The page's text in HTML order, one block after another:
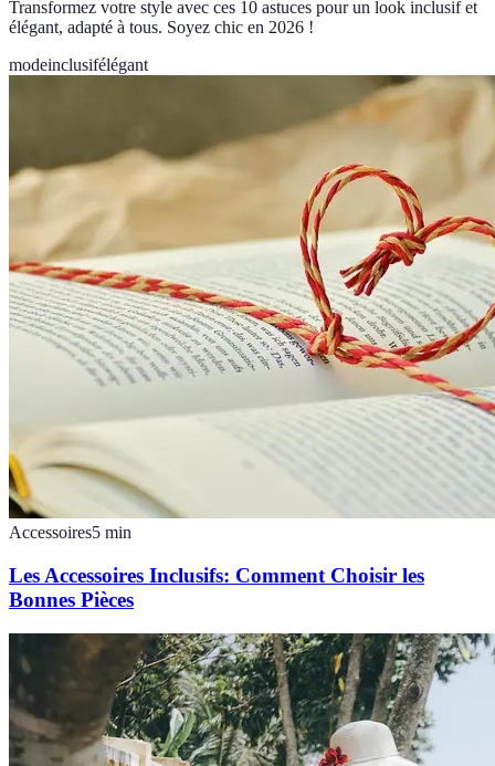
Transformez votre style avec ces 10 astuces pour un look inclusif et
élégant, adapté à tous. Soyez chic en 2026 !
modeinclusifélégant
Accessoires5 min
Les Accessoires Inclusifs: Comment Choisir les
Bonnes Pièces